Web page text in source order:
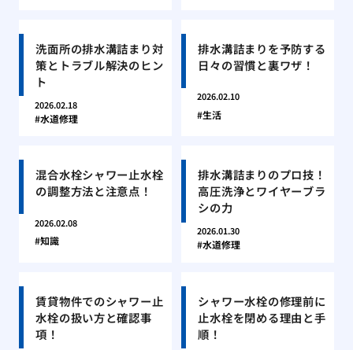
洗面所の排水溝詰まり対
策とトラブル解決のヒン
ト
2026.02.18
水道修理
排水溝詰まりを予防する
日々の習慣と裏ワザ！
2026.02.10
生活
混合水栓シャワー止水栓
の調整方法と注意点！
2026.02.08
知識
排水溝詰まりのプロ技！
高圧洗浄とワイヤーブラ
シの力
2026.01.30
水道修理
賃貸物件でのシャワー止
水栓の扱い方と確認事
項！
シャワー水栓の修理前に
止水栓を閉める理由と手
順！